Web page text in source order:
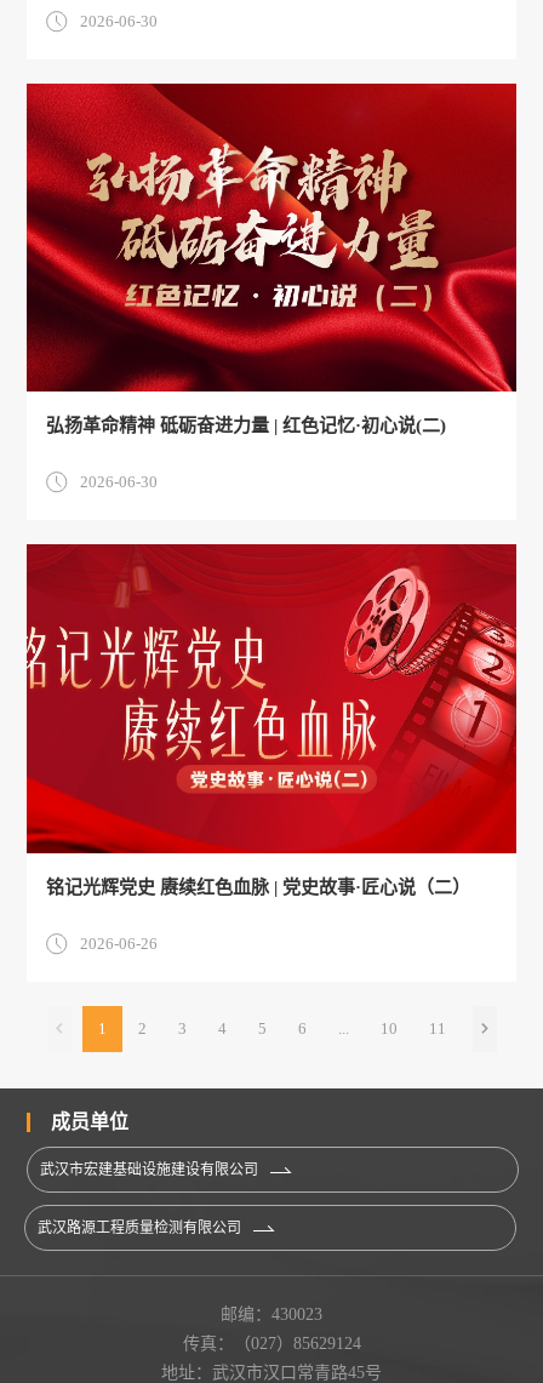
2026-06-30
弘扬革命精神 砥砺奋进力量 | 红色记忆·初心说(二)
2026-06-30
铭记光辉党史 赓续红色血脉 | 党史故事·匠心说（二）
2026-06-26
1 2 3 4 5 6 10 11
成员单位
武汉市宏建基础设施建设有限公司
武汉路源工程质量检测有限公司
邮编：430023
传真：（027）85629124
地址：武汉市汉口常青路45号